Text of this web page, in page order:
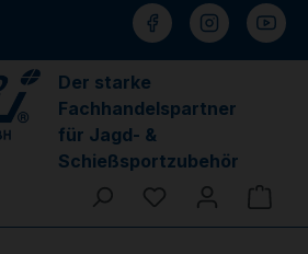
Der starke
Fachhandelspartner
für Jagd- &
Schießsportzubehör
Du hast 0